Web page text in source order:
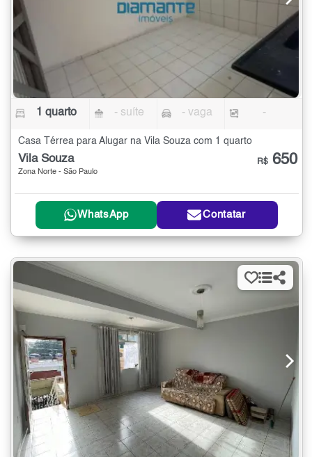
1 quarto - suíte - vaga -
Casa Térrea para Alugar na Vila Souza com 1 quarto
Vila Souza
Zona Norte - São Paulo
R$ 650
WhatsApp Contatar